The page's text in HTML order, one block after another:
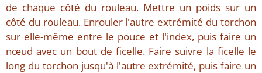
de chaque côté du rouleau. Mettre un poids sur un
côté du rouleau. Enrouler l'autre extrémité du torchon
sur elle-même entre le pouce et l'index, puis faire un
nœud avec un bout de ficelle. Faire suivre la ficelle le
long du torchon jusqu'à l'autre extrémité, puis faire un